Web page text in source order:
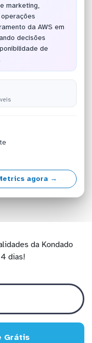
marketing,
da AWS em
decisões
de
agora →
da Kondado
dias!
Grátis